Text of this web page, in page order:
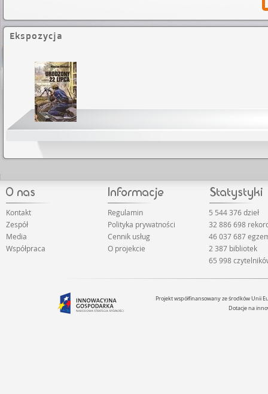
Ekspozycja
Kontakt
Zespół
Media
Współpraca
Regulamin
Polityka prywatności
Cennik usług
O projekcie
5 544 376 dzieł
32 886 698
46 037 687
2 387 bibliotek
65 998
Projekt współfinansowany ze środków Unii
Dotacje na